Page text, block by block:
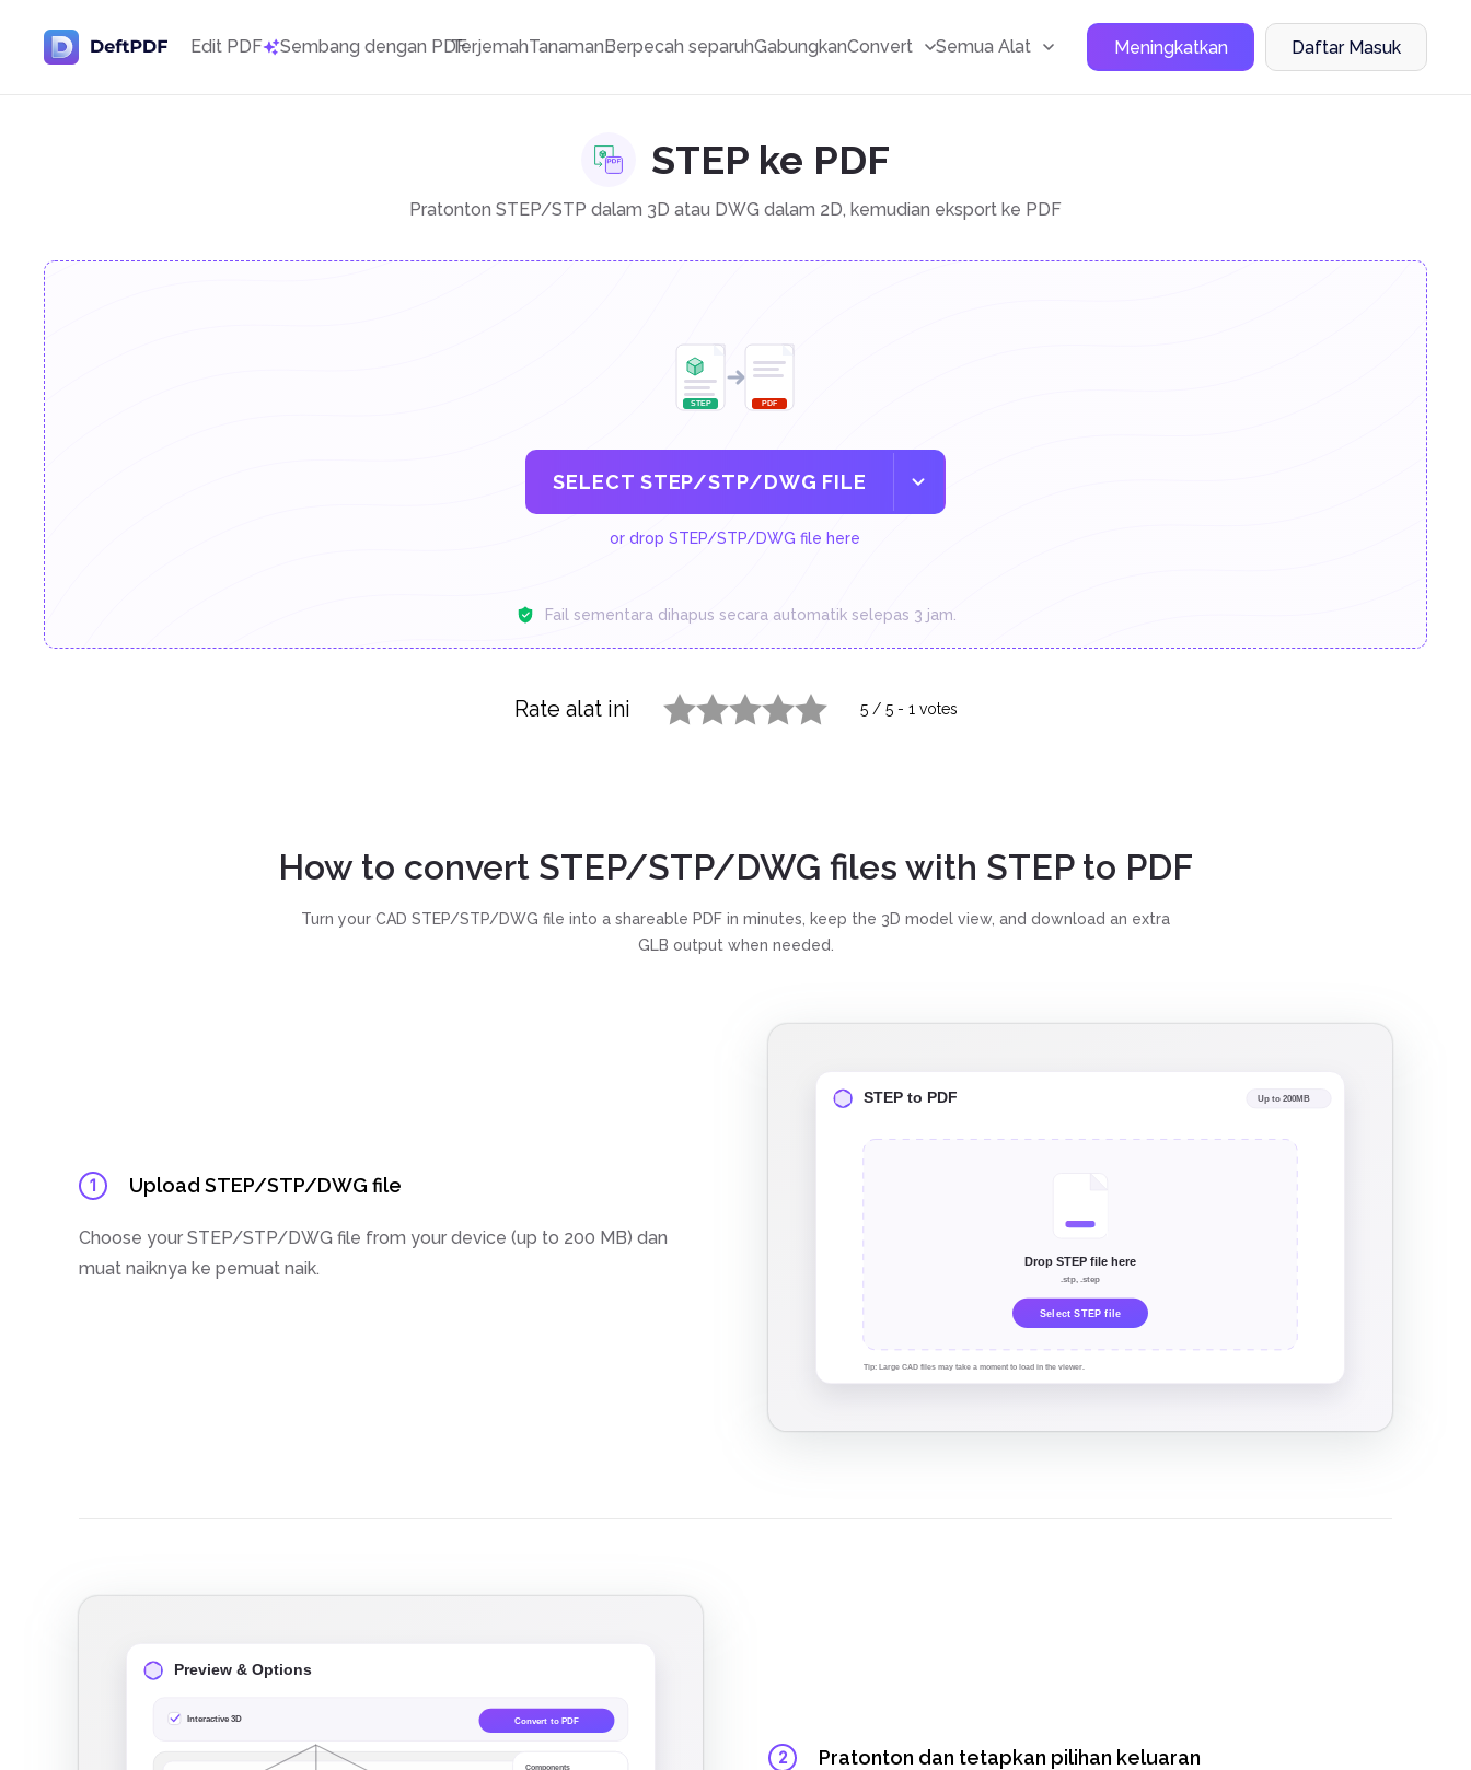
Edit PDF Sembang dengan PDFTerjemahTanamanBerpecah separuhGabungkanConvert Semua Alat Meningkatkan Daftar Masuk
STEP ke PDF
Pratonton STEP/STP dalam 3D atau DWG dalam 2D, kemudian eksport ke PDF
SELECT STEP/STP/DWG FILE
or drop STEP/STP/DWG file here
Fail sementara dihapus secara automatik selepas 3 jam.
Rate alat ini 5/ 5- 1 votes
How to convert STEP/STP/DWG files with STEP to PDF
Turn your CAD STEP/STP/DWG file into a shareable PDF in minutes, keep the 3D model view, and download an extra
GLB output when needed.
1 Upload STEP/STP/DWG file
Choose your STEP/STP/DWG file from your device (up to 200 MB) dan
muat naiknya ke pemuat naik.
2 Pratonton dan tetapkan pilihan keluaran